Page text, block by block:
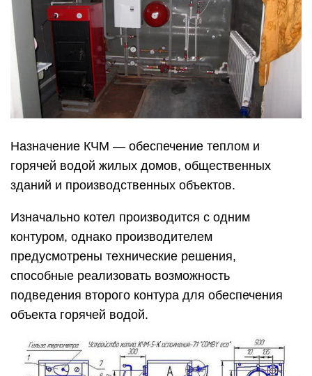
Назначение КЧМ — обеспечение теплом и
горячей водой жилых домов, общественных
зданий и производственных объектов.
Изначально котел производится с одним
контуром, однако производителем
предусмотрены технические решения,
способные реализовать возможность
подведения второго контура для обеспечения
объекта горячей водой.